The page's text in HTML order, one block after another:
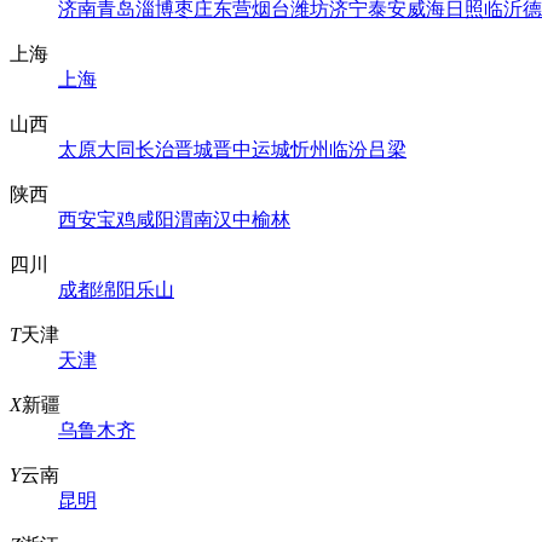
济南青岛淄博枣庄东营烟台潍坊济宁泰安威海日照临沂
上海
上海
山西
太原大同长治晋城晋中运城忻州 临汾吕梁
陕西
西安宝鸡咸阳渭南汉中榆林
四川
成都绵阳 乐山
T天津
天津
X新疆
乌鲁木齐
Y云南
昆明